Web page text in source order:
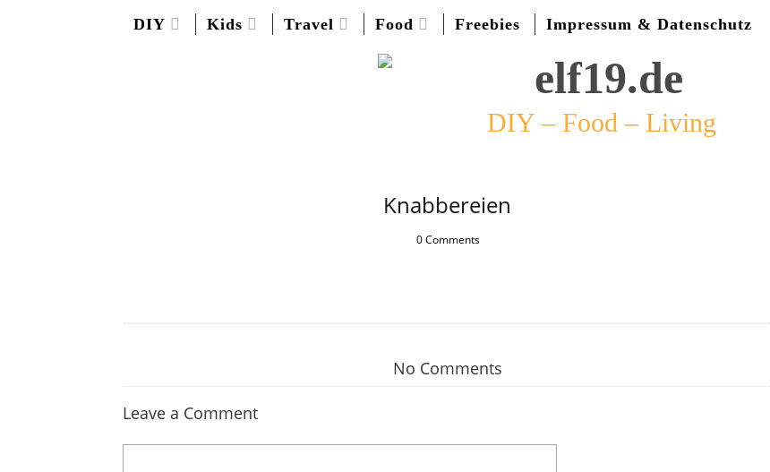
DIY Kids Travel Food Freebies Impressum & Datenschutz
DIY – Food – Living
Knabbereien
0 Comments
No Comments
Leave a Comment